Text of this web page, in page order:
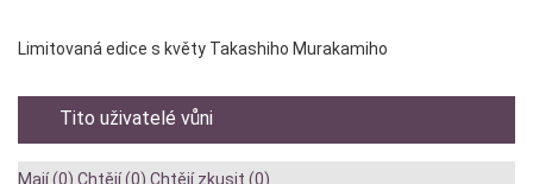
Limitovaná edice s květy Takashiho Murakamiho
Tito uživatelé vůni
Mají (0) Chtějí (0) Chtějí zkusit (0)